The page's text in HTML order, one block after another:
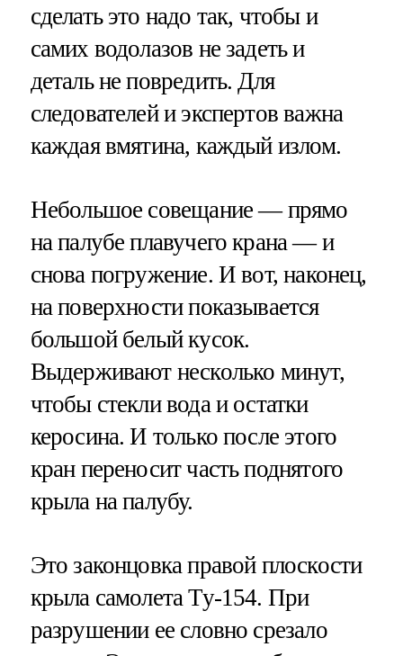
сделать это надо так, чтобы и
самих водолазов не задеть и
деталь не повредить. Для
следователей и экспертов важна
каждая вмятина, каждый излом.
Небольшое совещание — прямо
на палубе плавучего крана — и
снова погружение. И вот, наконец,
на поверхности показывается
большой белый кусок.
Выдерживают несколько минут,
чтобы стекли вода и остатки
керосина. И только после этого
кран переносит часть поднятого
крыла на палубу.
Это законцовка правой плоскости
крыла самолета Ту-154. При
разрушении ее словно срезало